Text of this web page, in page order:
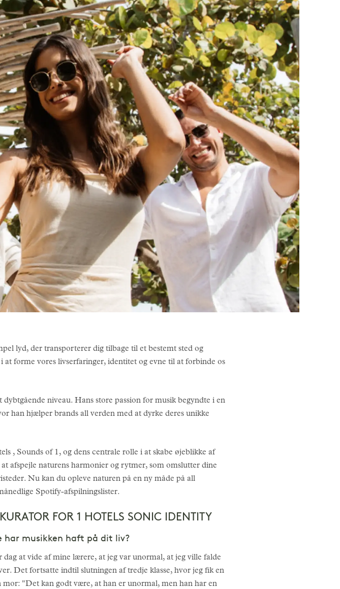
lyd, der transporterer dig tilbage til et bestemt sted og
forme vores livserfaringer, identitet og evne til at forbinde os
niveau. Hans store passion for musik begyndte i en
han hjælper brands all verden med at dyrke deres unikke
, Sounds of 1, og dens centrale rolle i at skabe øjeblikke af
afspejle naturens harmonier og rytmer, som omslutter dine
Nu kan du opleve naturen på en ny måde på all
Spotify-afspilningslister.
FOR 1 HOTELS SONIC IDENTITY
har musikken haft på dit liv?
at vide af mine lærere, at jeg var unormal, at jeg ville falde
Det fortsatte indtil slutningen af tredje klasse, hvor jeg fik en
"Det kan godt være, at han er unormal, men han har en